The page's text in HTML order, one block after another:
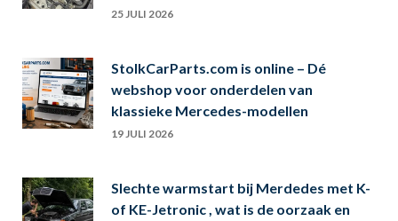
25 JULI 2026
StolkCarParts.com is online – Dé
webshop voor onderdelen van
klassieke Mercedes-modellen
19 JULI 2026
Slechte warmstart bij Merdedes met K-
of KE-Jetronic , wat is de oorzaak en